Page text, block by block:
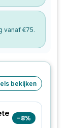
vanaf €75.
bekijken
−8%